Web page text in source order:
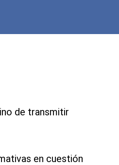
de transmitir
en cuestión